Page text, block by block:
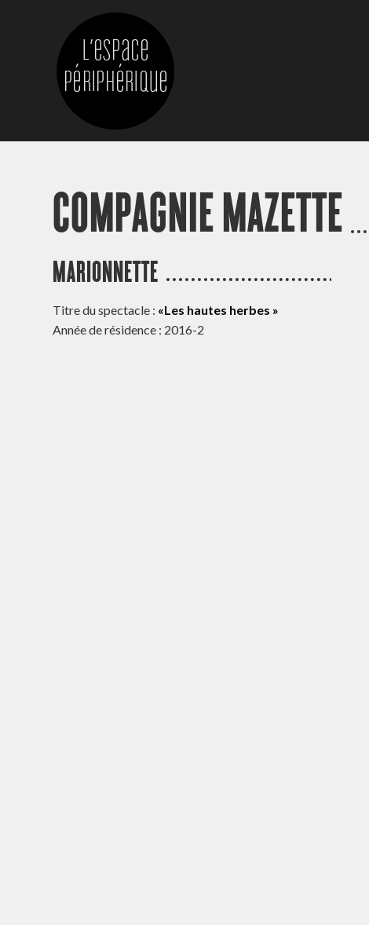
COMPAGNIE MAZETTE
MARIONNETTE
Titre du spectacle : «Les hautes herbes »
Année de résidence : 2016-2